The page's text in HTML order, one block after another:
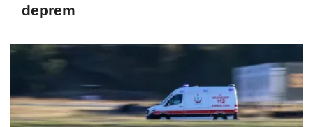
deprem